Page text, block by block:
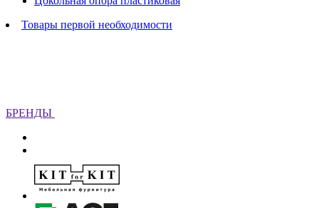
Товары первой необходимости
БРЕНДЫ